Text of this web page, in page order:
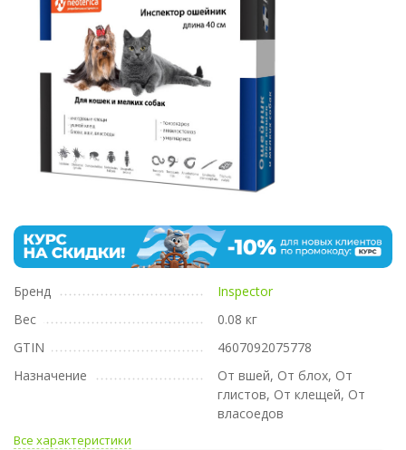
Бренд
Inspector
Вес
0.08 кг
GTIN
4607092075778
Назначение
От вшей, От блох, От
глистов, От клещей, От
власоедов
Все характеристики